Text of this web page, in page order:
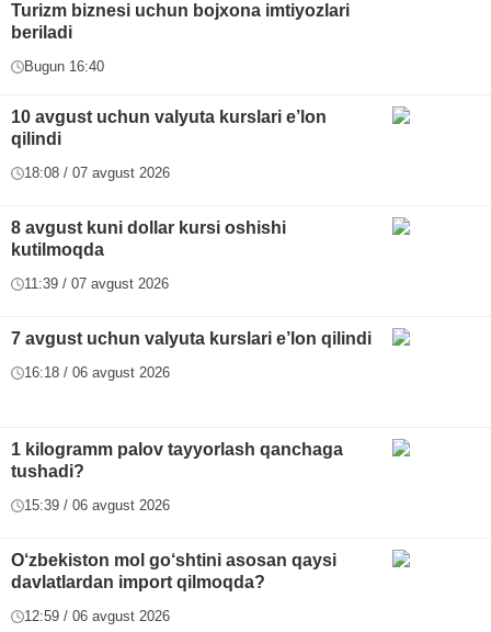
Turizm biznesi uchun bojxona imtiyozlari
beriladi
Bugun 16:40
10 avgust uchun valyuta kurslari e’lon
qilindi
18:08 / 07 avgust 2026
8 avgust kuni dollar kursi oshishi
kutilmoqda
11:39 / 07 avgust 2026
7 avgust uchun valyuta kurslari e’lon qilindi
16:18 / 06 avgust 2026
1 kilogramm palov tayyorlash qanchaga
tushadi?
15:39 / 06 avgust 2026
O‘zbekiston mol go‘shtini asosan qaysi
davlatlardan import qilmoqda?
12:59 / 06 avgust 2026